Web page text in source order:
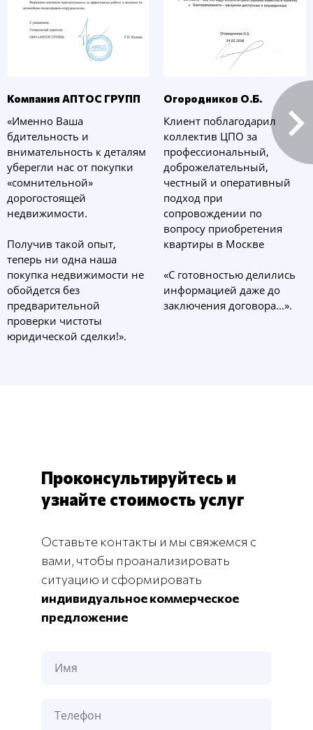
Компания АПТОС ГРУПП
«Именно Ваша
бдительность и
внимательность к деталям
уберегли нас от покупки
«сомнительной»
дорогостоящей
недвижимости.
Получив такой опыт,
теперь ни одна наша
покупка недвижимости не
обойдется без
предварительной
проверки чистоты
юридической сделки!».
Огородников О.Б.
Клиент поблагодарил
коллектив ЦПО за
профессиональный,
доброжелательный,
честный и оперативный
подход при
сопровождении по
вопросу приобретения
квартиры в Москве
«С готовностью делились
информацией даже до
заключения договора...».
Проконсультируйтесь и
узнайте стоимость услуг
Оставьте контакты и мы свяжемся с
вами, чтобы проанализировать
ситуацию и сформировать
индивидуальное коммерческое
предложение